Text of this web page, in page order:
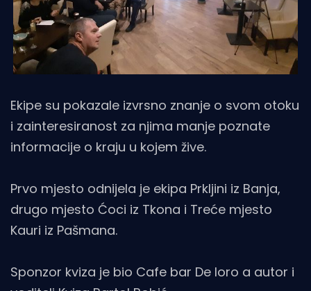
Ekipe su pokazale izvrsno znanje o svom otoku
i zainteresiranost za njima manje poznate
informacije o kraju u kojem žive.
Prvo mjesto odnijela je ekipa Prkljini iz Banja,
drugo mjesto Ćoci iz Tkona i Treće mjesto
Kauri iz Pašmana.
Sponzor kviza je bio Cafe bar De loro a autor i